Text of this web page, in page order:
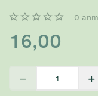
0
16,00